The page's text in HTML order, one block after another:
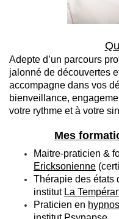
Adepte d’un parcours
jalonné de découvertes
accompagne dans vos
bienveillance,
votre rythme et à votre
Mes
Maitre-praticien &
Ericksonienne
Thérapie des états
institut La
Praticien en